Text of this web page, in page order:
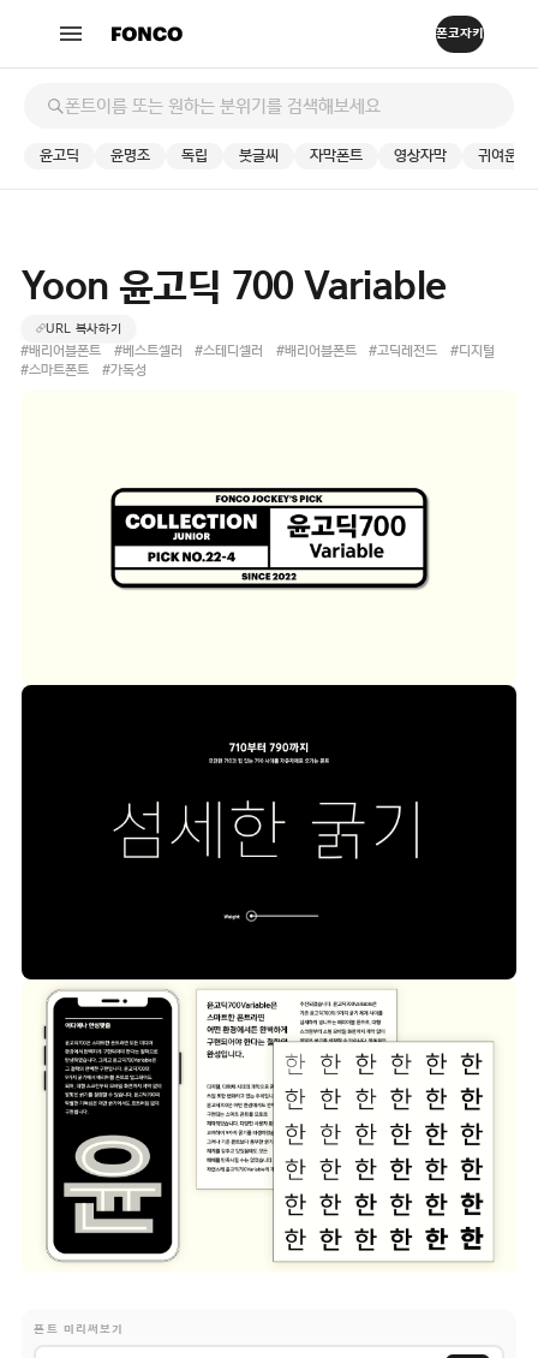
윤고딕 윤명조 독립 붓글씨 자막폰트 영상자막 귀여운
Yoon 윤고딕 700 Variable
URL 복사하기
#배리어블폰트 #베스트셀러 #스테디셀러 #배리어블폰트 #고딕레전드
#디지털
#스마트폰트
#가독성
폰트 미리써보기